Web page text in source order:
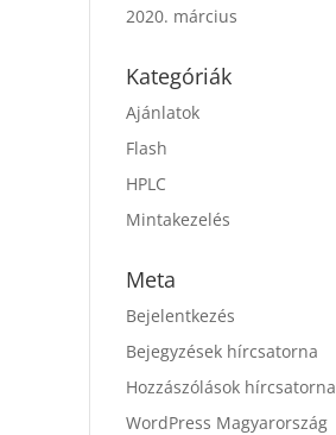
2020. március
Kategóriák
Ajánlatok
Flash
HPLC
Mintakezelés
Meta
Bejelentkezés
Bejegyzések hírcsatorna
Hozzászólások hírcsatorna
WordPress Magyarország